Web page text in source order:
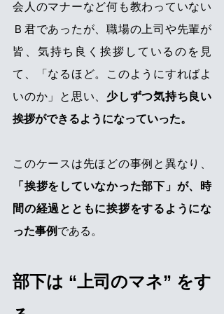
会人のマナーなど何も教わっていない
Ｂ君であったが、職場の上司や先輩が
皆、気持ち良く挨拶しているのを見
て、「なるほど。このようにすればよ
いのか」と思い、 少しずつ気持ち良い
挨拶ができるようになっていった。
このケースは先ほどの事例と異なり、
「挨拶をしていなかった部下」が、時
間の経過とともに挨拶をするようにな
った事例 である。
部下は “上司のマネ” をす